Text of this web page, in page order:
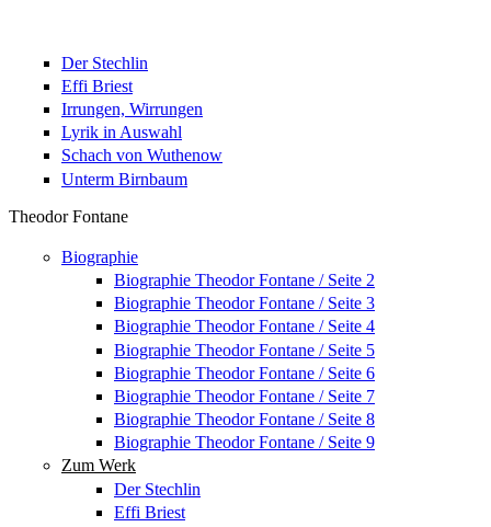
Der Stechlin
Effi Briest
Irrungen, Wirrungen
Lyrik in Auswahl
Schach von Wuthenow
Unterm Birnbaum
Theodor Fontane
Biographie
Biographie Theodor Fontane / Seite 2
Biographie Theodor Fontane / Seite 3
Biographie Theodor Fontane / Seite 4
Biographie Theodor Fontane / Seite 5
Biographie Theodor Fontane / Seite 6
Biographie Theodor Fontane / Seite 7
Biographie Theodor Fontane / Seite 8
Biographie Theodor Fontane / Seite 9
Zum Werk
Der Stechlin
Effi Briest